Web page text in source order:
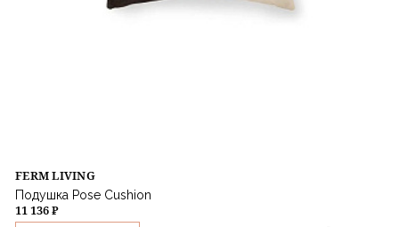
FERM LIVING
Подушка Pose Cushion
11 136 ₽